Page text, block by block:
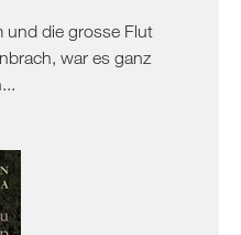
und die grosse Flut
war es ganz